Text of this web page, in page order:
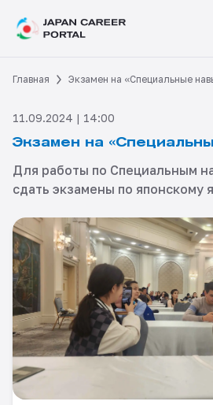
Главная Экзамен на «Специальные
11.09.2024 | 14:00
Экзамен на
Для работы по Специальным
сдать экзамены по японскому